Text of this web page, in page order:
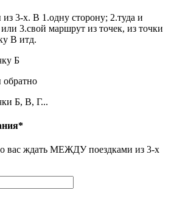
3-х. В 1.одну сторону; 2.туда и
3.свой маршрут из точек, из точки
В итд.
Б
Б, В, Г...
вас ждать МЕЖДУ поездками из 3-х